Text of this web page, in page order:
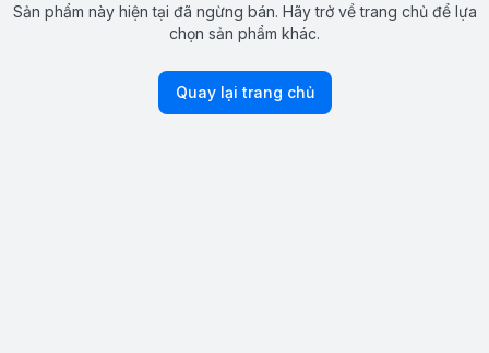
Sản phẩm này hiện tại đã ngừng bán. Hãy trở về trang chủ để lựa
chọn sản phẩm khác.
Quay lại trang chủ